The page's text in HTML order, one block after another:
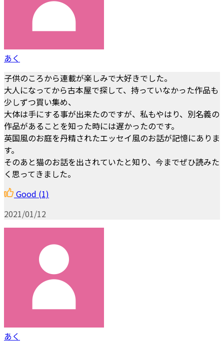
あく
子供のころから連載が楽しみで大好きでした。
大人になってから古本屋で探して、持っていなかった作品も
少しずつ買い集め、
大体は手にする事が出来たのですが、私もやはり、別名義の
作品があることを知った時には遅かったのです。
英国風のお庭を丹精されたエッセイ風のお話が記憶にありま
す。
そのあと猫のお話を出されていたと知り、今までぜひ読みた
く思ってきました。
Good (1)
2021/01/12
あく